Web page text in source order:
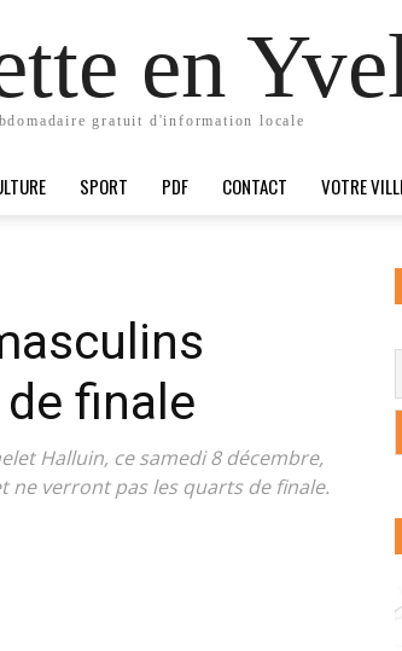
en
gratuit d'information locale
SPORT PDF CONTACT VOTRE
finale
Halluin, ce samedi 8 décembre,
ne verront pas les quarts de finale.